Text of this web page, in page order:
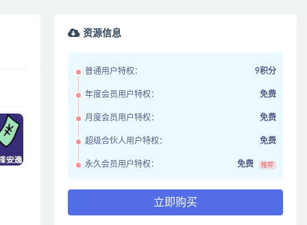
资源信息
普通用户特权： 9积分
年度会员用户特权： 免费
月度会员用户特权： 免费
超级合伙人用户特权： 免费
永久会员用户特权： 免费 推荐
立即购买